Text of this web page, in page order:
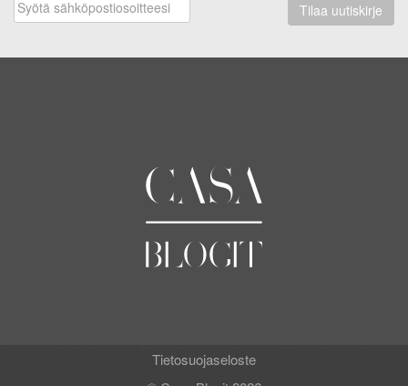
Tilaa uutiskirje
Tietosuojaseloste